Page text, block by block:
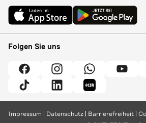
Folgen Sie uns
Impressum Datenschutz Barrierefreiheit